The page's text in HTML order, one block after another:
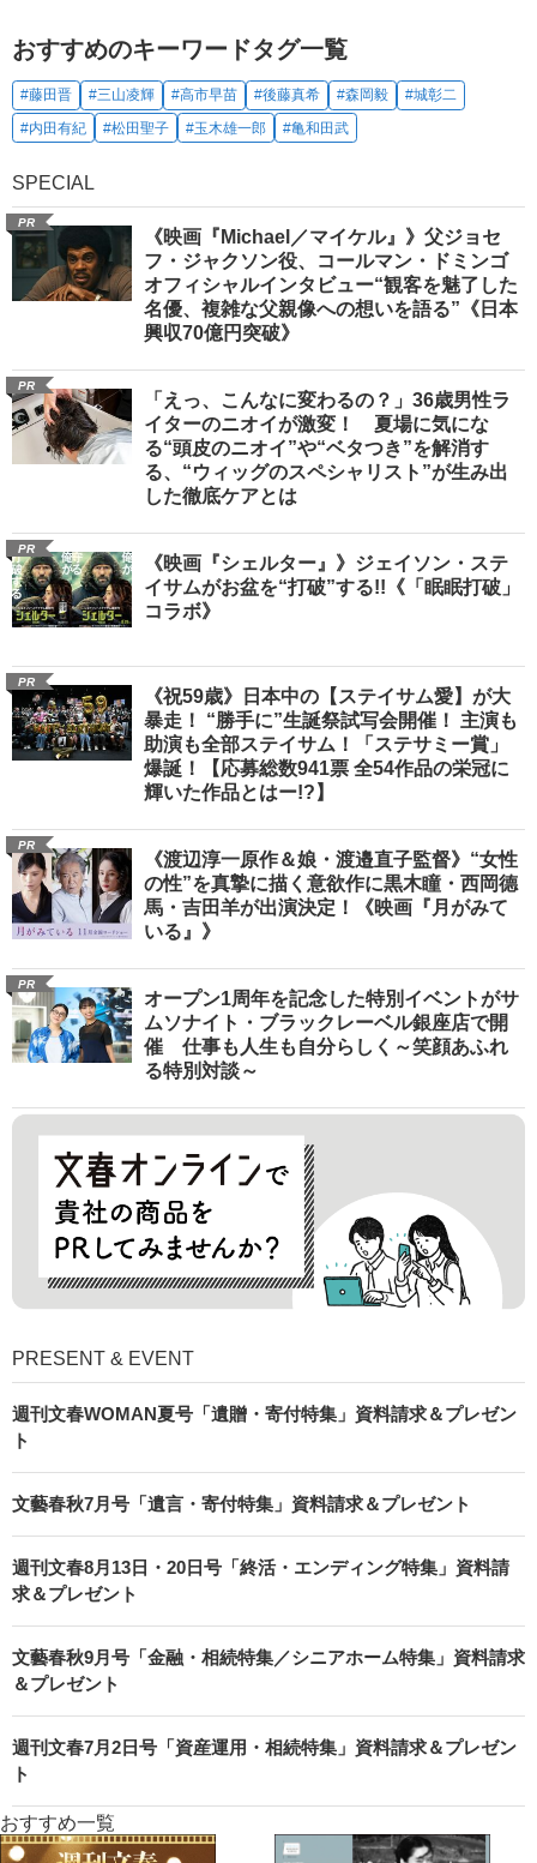
おすすめのキーワードタグ一覧
#藤田晋 #三山凌輝 #高市早苗 #後藤真希 #森岡毅
#城彰二
#内田有紀
#松田聖子 #玉木雄一郎 #亀和田武
SPECIAL
PR
《映画『Michael／マイケル』》父ジョセ
フ・ジャクソン役、コールマン・ドミンゴ
オフィシャルインタビュー“観客を魅了した
名優、複雑な父親像への想いを語る”《日本
興収70億円突破》
PR
「えっ、こんなに変わるの？」36歳男性ラ
イターのニオイが激変！ 夏場に気にな
る“頭皮のニオイ”や“ベタつき”を解消す
る、“ウィッグのスペシャリスト”が生み出
した徹底ケアとは
PR
《映画『シェルター』》ジェイソン・ステ
イサムがお盆を“打破”する!!《「眠眠打破」
コラボ》
PR
《祝59歳》日本中の【ステイサム愛】が大
暴走！ “勝手に”生誕祭試写会開催！ 主演も
助演も全部ステイサム！「ステサミー賞」
爆誕！【応募総数941票 全54作品の栄冠に
輝いた作品とはー!?】
PR
《渡辺淳一原作＆娘・渡邉直子監督》“女性
の性”を真摯に描く意欲作に黒木瞳・西岡德
馬・吉田羊が出演決定！《映画『月がみて
いる』》
PR
オープン1周年を記念した特別イベントがサ
ムソナイト・ブラックレーベル銀座店で開
催 仕事も人生も自分らしく～笑顔あふれ
る特別対談～
PRESENT & EVENT
週刊文春WOMAN夏号「遺贈・寄付特集」資料請求＆プレゼン
ト
文藝春秋7月号「遺言・寄付特集」資料請求＆プレゼント
週刊文春8月13日・20日号「終活・エンディング特集」資料請
求＆プレゼント
文藝春秋9月号「金融・相続特集／シニアホーム特集」資料請求
＆プレゼント
週刊文春7月2日号「資産運用・相続特集」資料請求＆プレゼン
ト
おすすめ一覧